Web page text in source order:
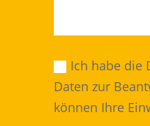
Ich habe die
Daten zur
können Ihre